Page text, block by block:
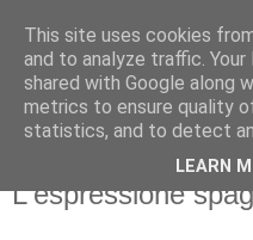
mercoledì 6 marzo 2013
L'espressione
This site uses cookies
and to analyze traffic.
shared with Google along
metrics to ensure quality
statistics, and to detect
LEARN